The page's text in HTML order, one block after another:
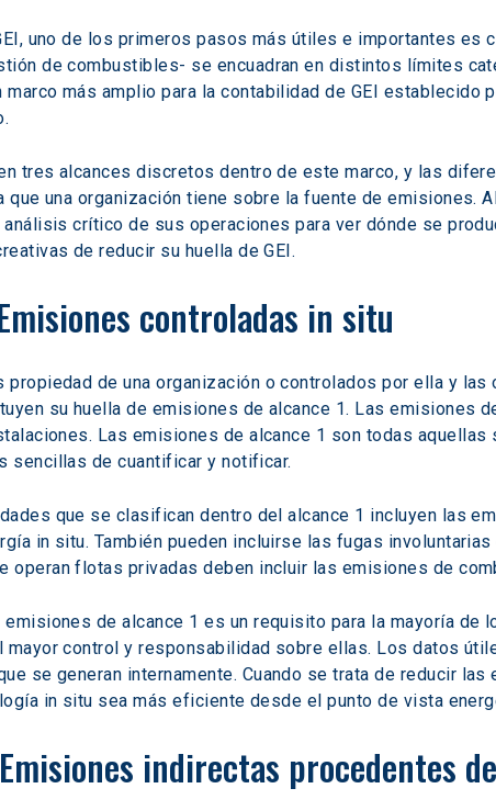
uno de los primeros pasos más útiles e importantes es
de combustibles- se encuadran en distintos límites
marco más amplio para la contabilidad de GEI
tres alcances discretos dentro de este marco, y las
que una organización tiene sobre la fuente de emisiones.
análisis crítico de sus operaciones para ver dónde se
de reducir su huella de GEI.
controladas in situ
propiedad de una organización o controlados por ella y
su huella de emisiones de alcance 1. Las emisiones
Las emisiones de alcance 1 son todas
sencillas de cuantificar y notificar.
que se clasifican dentro del alcance 1 incluyen las
in situ. También pueden incluirse las fugas
operan flotas privadas deben incluir las emisiones de
de alcance 1 es un requisito para la mayoría de
mayor control y responsabilidad sobre ellas. Los datos
se generan internamente. Cuando se trata de reducir
in situ sea más eficiente desde el punto de vista
indirectas procedentes